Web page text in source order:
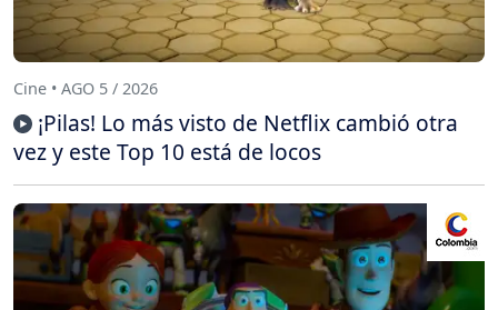
Cine • AGO 5 / 2026
¡Pilas! Lo más visto de Netflix cambió otra
vez y este Top 10 está de locos